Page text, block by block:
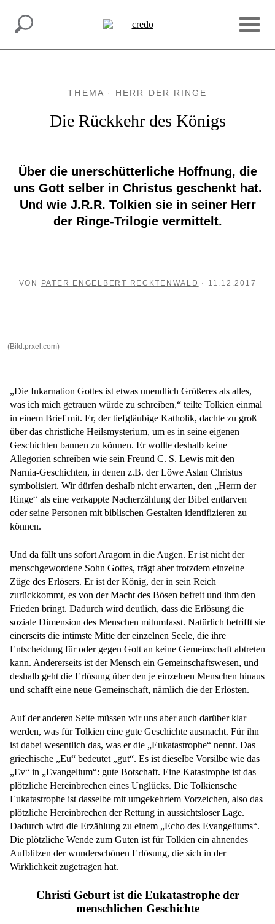
INSPIRATION. MACH MIT.
THEMA · HERR DER RINGE
Die Rückkehr des Königs
Über die unerschütterliche Hoffnung, die
uns Gott selber in Christus geschenkt hat.
Und wie J.R.R. Tolkien sie in seiner Herr
der Ringe-Trilogie vermittelt.
VON PATER ENGELBERT RECKTENWALD · 11.12.2017
(Bild:prxel.com)
„Die Inkarnation Gottes ist etwas unendlich Größeres als alles,
was ich mich getrauen würde zu schreiben,“ teilte Tolkien einmal
in einem Brief mit. Er, der tiefgläubige Katholik, dachte zu groß
über das christliche Heilsmysterium, um es in seine eigenen
Geschichten bannen zu können. Er wollte deshalb keine
Allegorien schreiben wie sein Freund C. S. Lewis mit den
Narnia-Geschichten, in denen z.B. der Löwe Aslan Christus
symbolisiert. Wir dürfen deshalb nicht erwarten, den „Herrn der
Ringe“ als eine verkappte Nacherzählung der Bibel entlarven
oder seine Personen mit biblischen Gestalten identifizieren zu
können.
Und da fällt uns sofort Aragorn in die Augen. Er ist nicht der
menschgewordene Sohn Gottes, trägt aber trotzdem einzelne
Züge des Erlösers. Er ist der König, der in sein Reich
zurückkommt, es von der Macht des Bösen befreit und ihm den
Frieden bringt. Dadurch wird deutlich, dass die Erlösung die
soziale Dimension des Menschen mitumfasst. Natürlich betrifft sie
einerseits die intimste Mitte der einzelnen Seele, die ihre
Entscheidung für oder gegen Gott an keine Gemeinschaft abtreten
kann. Andererseits ist der Mensch ein Gemeinschaftswesen, und
deshalb geht die Erlösung über den je einzelnen Menschen hinaus
und schafft eine neue Gemeinschaft, nämlich die der Erlösten.
Auf der anderen Seite müssen wir uns aber auch darüber klar
werden, was für Tolkien eine gute Geschichte ausmacht. Für ihn
ist dabei wesentlich das, was er die „Eukatastrophe“ nennt. Das
griechische „Eu“ bedeutet „gut“. Es ist dieselbe Vorsilbe wie das
„Ev“ in „Evangelium“: gute Botschaft. Eine Katastrophe ist das
plötzliche Hereinbrechen eines Unglücks. Die Tolkiensche
Eukatastrophe ist dasselbe mit umgekehrtem Vorzeichen, also das
plötzliche Hereinbrechen der Rettung in aussichtsloser Lage.
Dadurch wird die Erzählung zu einem „Echo des Evangeliums“.
Die plötzliche Wende zum Guten ist für Tolkien ein ahnendes
Aufblitzen der wunderschönen Erlösung, die sich in der
Wirklichkeit zugetragen hat.
Christi Geburt ist die Eukatastrophe der
menschlichen Geschichte